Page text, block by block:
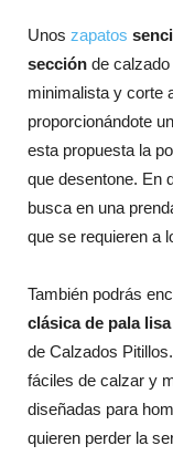
Unos zapatos
sección de
minimalista y corte
proporcionándote
esta propuesta la
que desentone. En
busca en una
que se requieren a
También podrás
clásica de pala lisa
de Calzados
fáciles de calzar y
diseñadas para
quieren perder la